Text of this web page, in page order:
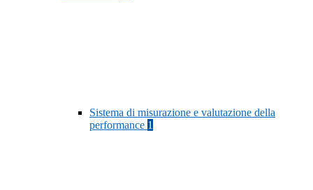
Sistema di misurazione e valutazione della
performance 1